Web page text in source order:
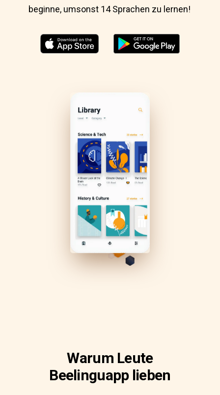
beginne, umsonst 14 Sprachen zu lernen!
Warum Leute
Beelinguapp lieben